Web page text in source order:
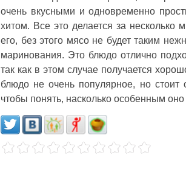
очень вкусными и одновременно
хитом. Все это делается за несколько
его, без этого мясо не будет таким
маринования. Это блюдо отлично
так как в этом случае получается
блюдо не очень популярное, но стоит
чтобы понять, насколько особенным